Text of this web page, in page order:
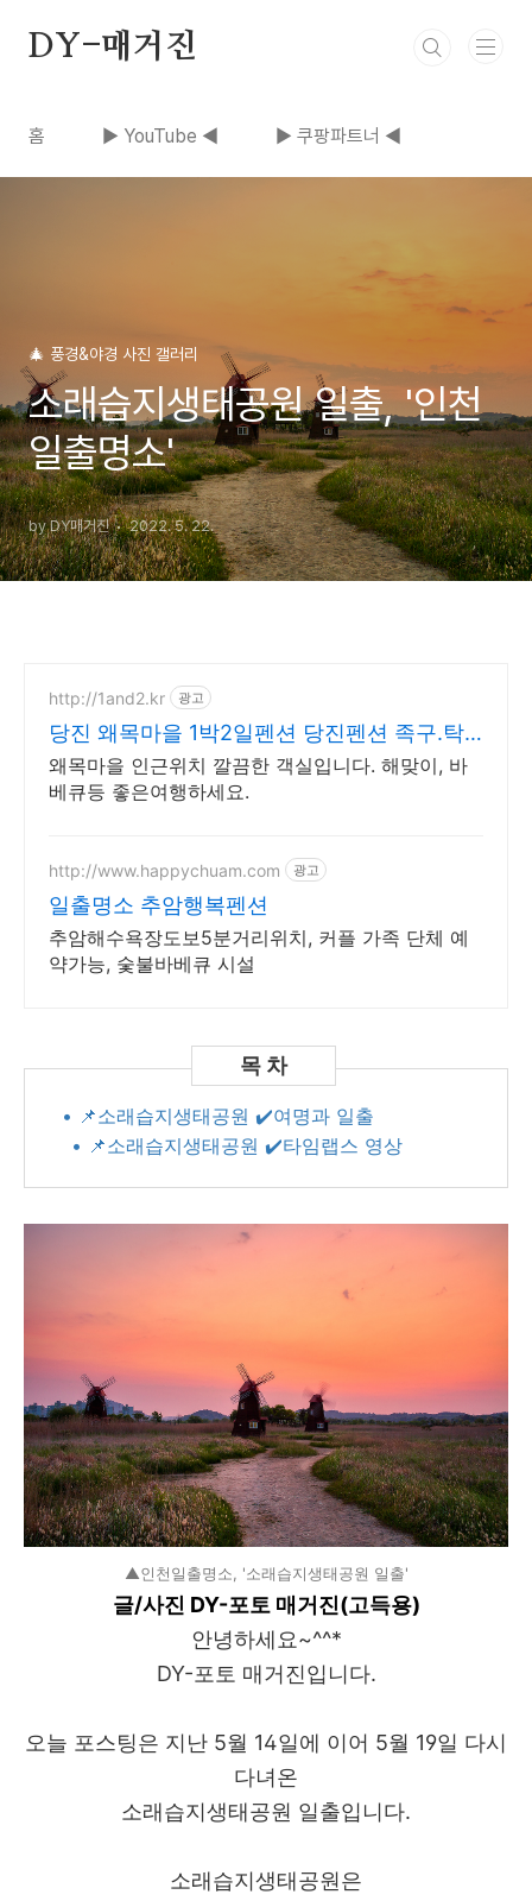
DY-매거진
홈 ▶ YouTube ◀ ▶ 쿠팡파트너 ◀
🎄 풍경&야경 사진 갤러리
소래습지생태공원 일출, '인천
일출명소'
by DY매거진 2022. 5. 22.
http://1and2.kr 광고
당진 왜목마을 1박2일펜션 당진펜션 족구.탁
구 단체환영
왜목마을 인근위치 깔끔한 객실입니다. 해맞이, 바
베큐등 좋은여행하세요.
http://www.happychuam.com 광고
일출명소 추암행복펜션
추암해수욕장도보5분거리위치, 커플 가족 단체 예
약가능, 숯불바베큐 시설
• 📌소래습지생태공원 ✔️여명과 일출
• 📌소래습지생태공원 ✔️타임랩스 영상
▲인천일출명소, '소래습지생태공원 일출'
글/사진 DY-포토 매거진(고득용)
안녕하세요~^^*
DY-포토 매거진입니다.
오늘 포스팅은 지난 5월 14일에 이어 5월 19일 다시
다녀온
소래습지생태공원 일출입니다.
소래습지생태공원은